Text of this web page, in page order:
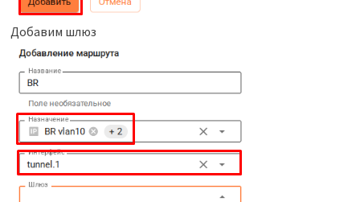
Добавим шлюз